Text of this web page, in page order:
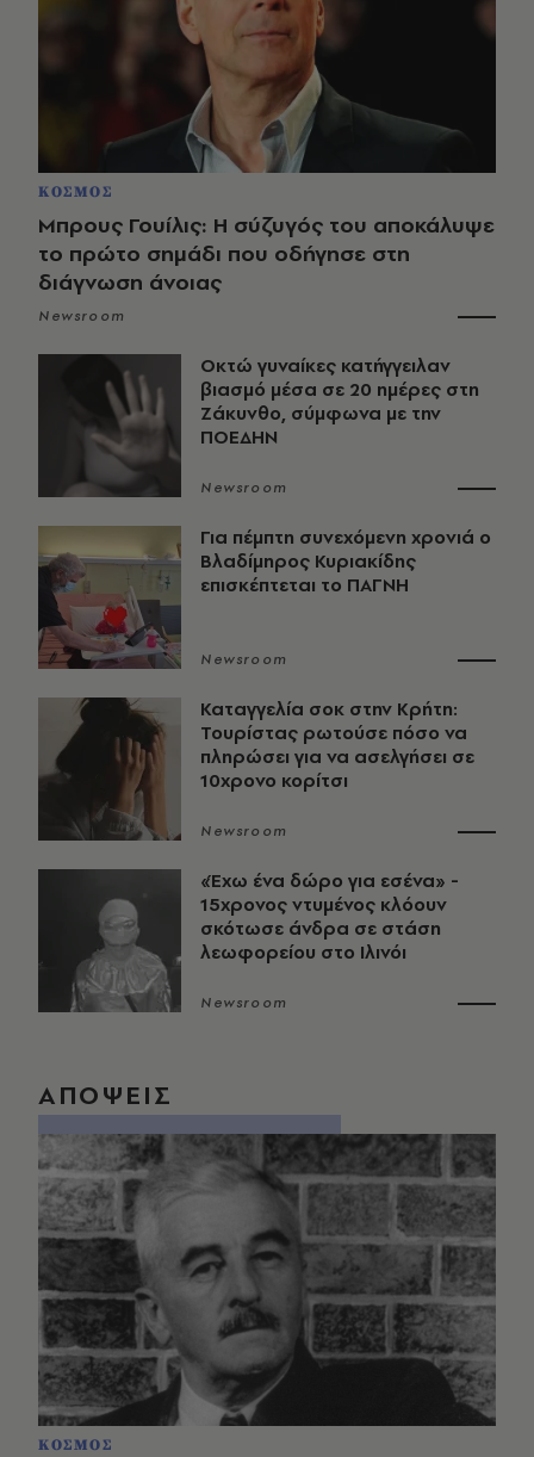
ΚΟΣΜΟΣ
Μπρους Γουίλις: Η σύζυγός του αποκάλυψε
το πρώτο σημάδι που οδήγησε στη
διάγνωση άνοιας
Newsroom
Οκτώ γυναίκες κατήγγειλαν
βιασμό μέσα σε 20 ημέρες στη
Ζάκυνθο, σύμφωνα με την
ΠΟΕΔΗΝ
Newsroom
Για πέμπτη συνεχόμενη χρονιά ο
Βλαδίμηρος Κυριακίδης
επισκέπτεται το ΠΑΓΝΗ
Newsroom
Καταγγελία σοκ στην Κρήτη:
Τουρίστας ρωτούσε πόσο να
πληρώσει για να ασελγήσει σε
10χρονο κορίτσι
Newsroom
«Έχω ένα δώρο για εσένα» -
15χρονος ντυμένος κλόουν
σκότωσε άνδρα σε στάση
λεωφορείου στο Ιλινόι
Newsroom
ΑΠΟΨΕΙΣ
ΚΟΣΜΟΣ